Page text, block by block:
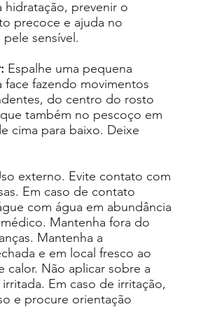
hidratação, prevenir o
precoce e ajuda no
sensível.
Espalhe uma pequena
face fazendo movimentos
do centro do rosto
também no pescoço em
cima para baixo. Deixe
externo. Evite contato com
Em caso de contato
com água em abundância
Mantenha fora do
Mantenha a
e em local fresco ao
calor. Não aplicar sobre a
Em caso de irritação,
e procure orientação